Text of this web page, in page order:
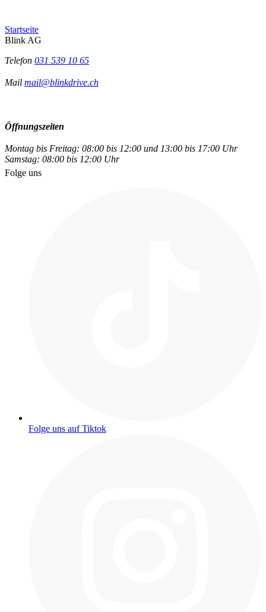
Startseite
Blink AG
Telefon 031 539 10 65
Mail mail@blinkdrive.ch
Öffnungszeiten
Montag bis Freitag: 08:00 bis 12:00 und 13:00 bis 17:00 Uhr
Samstag: 08:00 bis 12:00 Uhr
Folge uns
Folge uns auf Tiktok